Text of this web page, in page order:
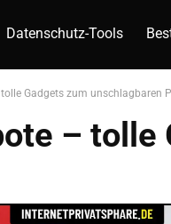
Datenschutz-Tools
Gadgets zum unschlagbaren
–